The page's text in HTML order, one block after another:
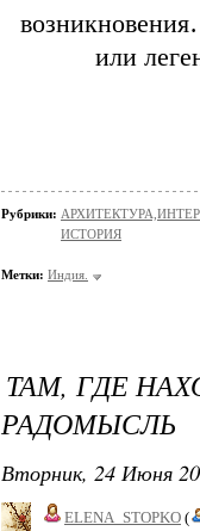
или
Рубрики:
ИСТОРИЯ
Метки: Индия.
ТАМ, ГДЕ
РАДОМЫСЛЬ
Вторник, 24 Июня
ELENA_STOPKO (